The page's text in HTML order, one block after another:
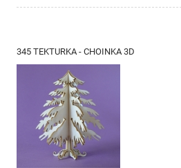
345 TEKTURKA - CHOINKA 3D